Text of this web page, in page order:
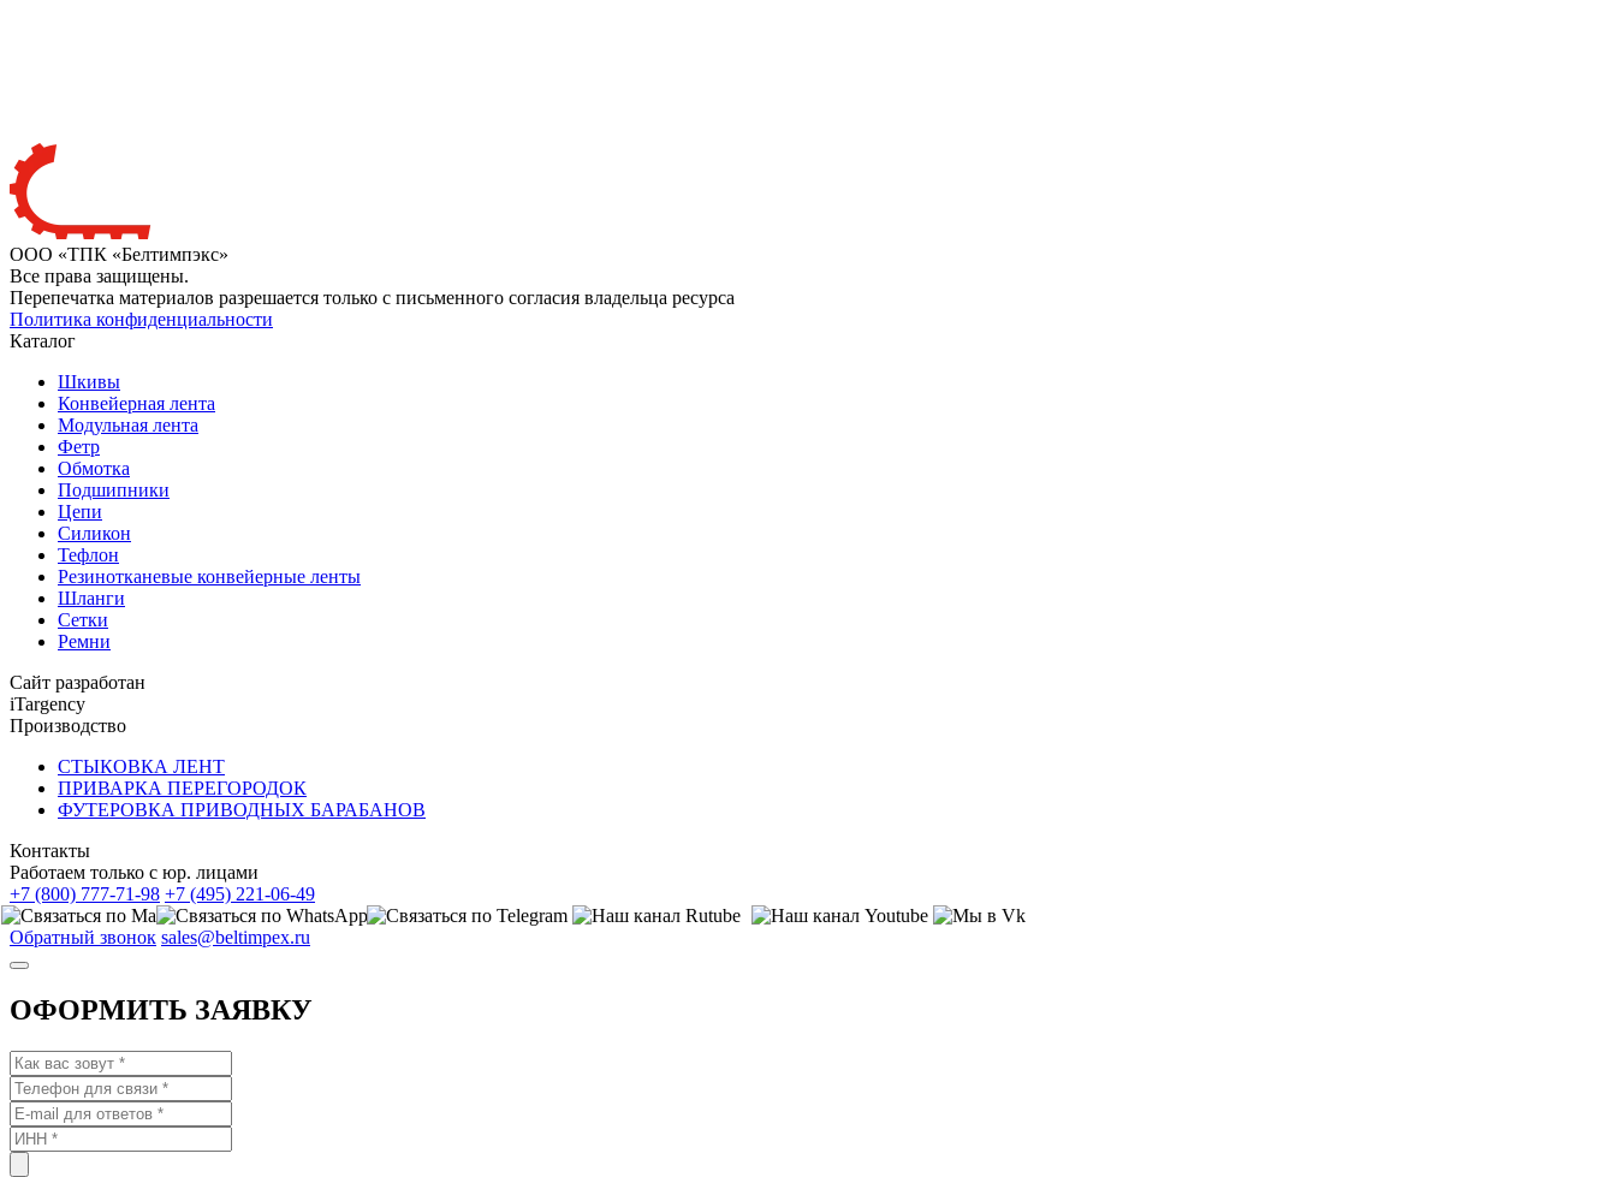
ООО «ТПК «Белтимпэкс»
Все права защищены.
Перепечатка материалов разрешается только с письменного согласия владельца ресурса
Политика конфиденциальности
Каталог
Шкивы
Конвейерная лента
Модульная лента
Фетр
Обмотка
Подшипники
Цепи
Силикон
Тефлон
Резинотканевые конвейерные ленты
Шланги
Сетки
Ремни
Сайт разработан
iTargency
Производство
СТЫКОВКА ЛЕНТ
ПРИВАРКА ПЕРЕГОРОДОК
ФУТЕРОВКА ПРИВОДНЫХ БАРАБАНОВ
Контакты
Работаем только с юр. лицами
+7 (800) 777-71-98 +7 (495) 221-06-49
Обратный звонок sales@beltimpex.ru
ОФОРМИТЬ ЗАЯВКУ